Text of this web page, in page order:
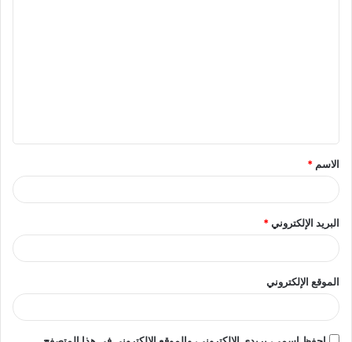
ق
*
الاسم *
البريد الإلكتروني*
الموقع الإلكتروني